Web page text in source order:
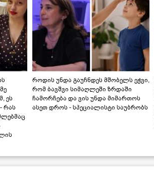
ეს
რას
როდის უნდა გაუჩნდეს მშობელს ეჭვი,
რომ ბავშვი სიმაღლეში ზრდაში
ჩამორჩება და ვის უნდა მიმართოს
ასეთ დროს - სპეციალისტი საუბრობს